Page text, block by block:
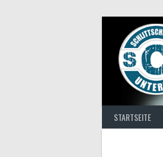
STARTSEITE